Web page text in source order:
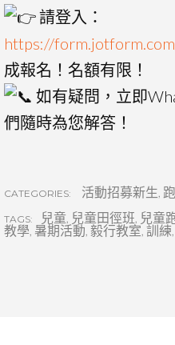
請登入：
https://
成報名！名額有限！
如有疑問，立即
們隨時為您解答！
CATEGORIES: 活動招募新生,
TAGS: 兒童, 兒童田徑班, 兒童
教學, 暑期活動, 毅行教室, 訓練,